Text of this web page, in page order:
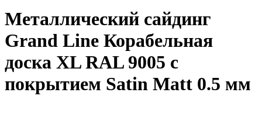
Металлический сайдинг
Grand Line Корабельная
доска XL RAL 9005 с
покрытием Satin Мatt 0.5 мм